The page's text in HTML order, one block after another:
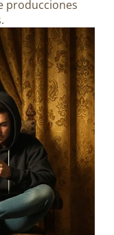
producciones